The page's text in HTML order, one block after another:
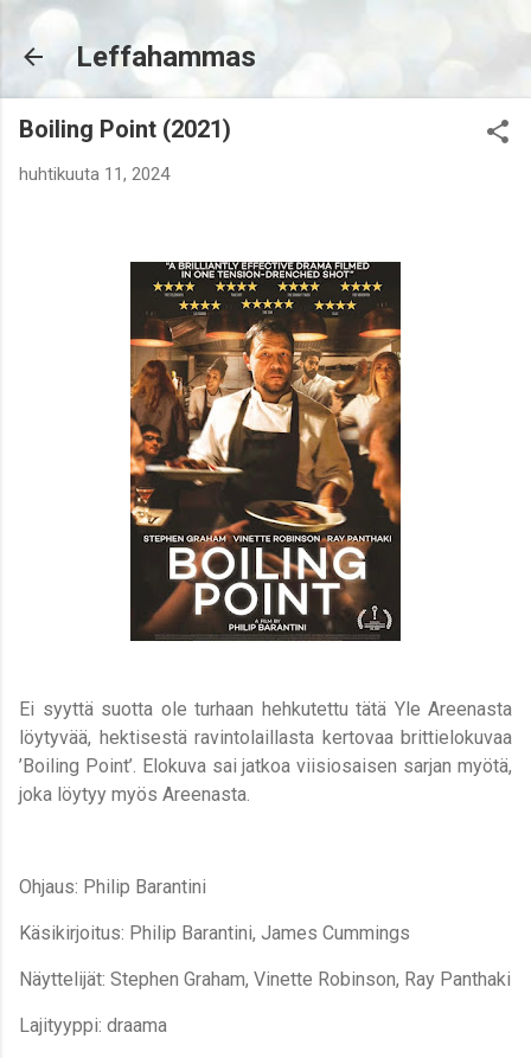
Leffahammas
Boiling Point (2021)
huhtikuuta 11, 2024
Ei syyttä suotta ole turhaan hehkutettu tätä Yle Areenasta
löytyvää, hektisestä ravintolaillasta kertovaa brittielokuvaa
’Boiling Point’. Elokuva sai jatkoa viisiosaisen sarjan myötä,
joka löytyy myös Areenasta.
Ohjaus: Philip Barantini
Käsikirjoitus: Philip Barantini, James Cummings
Näyttelijät: Stephen Graham, Vinette Robinson, Ray Panthaki
Lajityyppi: draama